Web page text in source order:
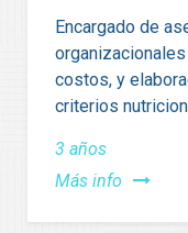
Encargado de
costos, y
criterios
3 años
Más info